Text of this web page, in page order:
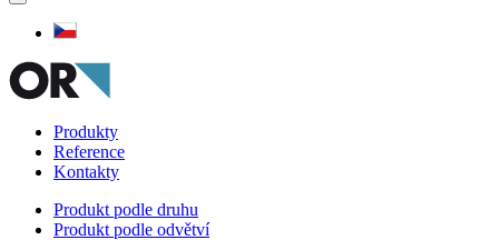
Produkty
Reference
Kontakty
Produkt podle druhu
Produkt podle odvětví